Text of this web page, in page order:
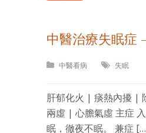
中醫治療失眠症
中醫看病 失眠
肝郁化火 | 痰熱內擾 |
兩虛 | 心膽氣虛 主症
眠，徹夜不眠。 兼症